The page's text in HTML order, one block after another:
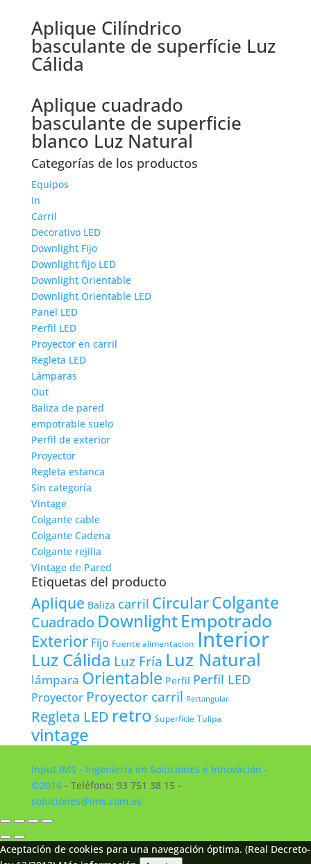
Aplique Cilíndrico
basculante de superfície Luz
Cálida
Aplique cuadrado
basculante de superficie
blanco Luz Natural
Categorías de los productos
Equipos
In
Carril
Decorativo LED
Downlight Fijo
Downlight fijo LED
Downlight Orientable
Downlight Orientable LED
Panel LED
Perfil LED
Proyector en carril
Regleta LED
Lámparas
Out
Baliza de pared
empotrable suelo
Perfil de exterior
Proyector
Regleta estanca
Sin categoría
Vintage
Colgante cable
Colgante Cadena
Colgante rejilla
Vintage de Pared
Etiquetas del producto
Aplique Baliza carril CircularColgante
Cuadrado DownlightEmpotrado
Exterior Fijo Fuente alimentacion Interior
Luz Cálida Luz Fría Luz Natural
lámpara Orientable Perfil Perfil LED
Proyector Proyector carril Rectangular
Regleta LED retro Superficie Tulipa
vintage
Input IMS - Ingeniería en Soluciones e Innovación -
©2016- Teléfono: 93 751 38 15 -
soluciones@ims.com.es
Aceptación de cookies para una navegación óptima. (Real Decreto-